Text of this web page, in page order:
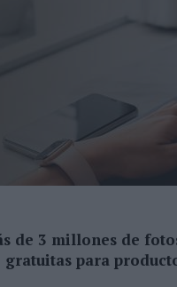
EL PODER TRANSFORMADOR DEL
VUELVE A SOÑAR’, DE VML PARA
A LA ILUSIÓN DE LAS AFICIONES PARA
INVITA A LOS AFICIONADOS A DISEÑAR
LOS UBER EN UN HOMENAJE AL
PONE A LA MADRE DE SU FUNDADOR
JURADO DE LOS PREMIOS DE
AUMENTA UN 12,8% SUS VENTAS EN
de 3 millones de
para